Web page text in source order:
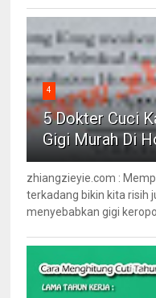
4
5 Dokter Cuci
Gigi Murah Di
zhiangzieyie.com :
terkadang bikin kita risih
menyebabkan gigi